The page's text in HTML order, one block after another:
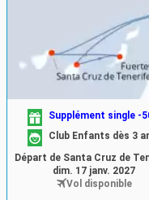
Supplément single -
Club Enfants dès 3
Départ de Santa Cruz de
dim. 17 janv. 2027
Vol disponible